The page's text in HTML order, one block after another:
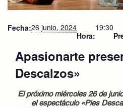
Fecha:26 junio, 2024
Hora:
19:30
Apasionarte
Descalzos»
El próximo miércoles 26 de
el espectáculo «Pies